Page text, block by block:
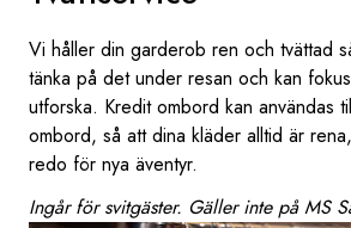
Vi håller din garderob ren och tvättad
tänka på det under resan och kan
utforska. Kredit ombord kan användas
ombord, så att dina kläder alltid är
redo för nya äventyr.
Ingår för svitgäster. Gäller inte på MS